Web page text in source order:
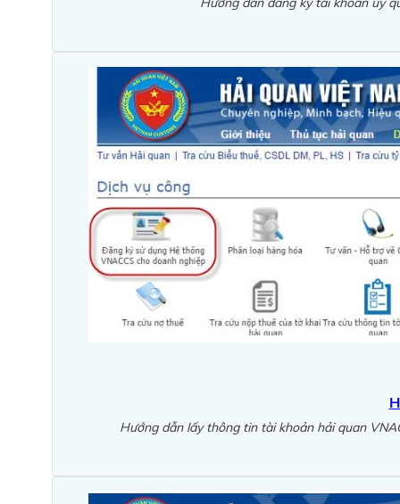
Hướng dẫn lấy thông tin tài khoản hải quan